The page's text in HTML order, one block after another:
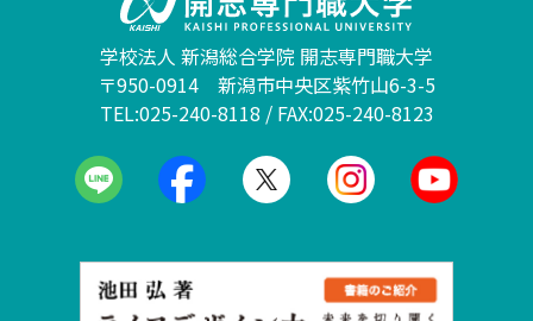
学校法人 新潟総合学院 開志専門職大学
〒950-0914 新潟市中央区紫竹山6-3-5
TEL:025-240-8118 / FAX:025-240-8123